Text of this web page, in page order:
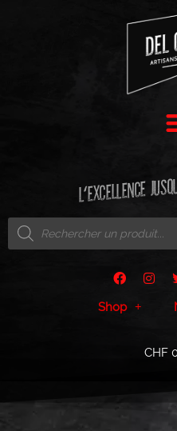
L'EXCELLENCE
Shop
CHF